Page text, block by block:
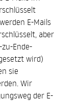
E-Mails
aber
Ende-
wird)
sie
Wir
der E-